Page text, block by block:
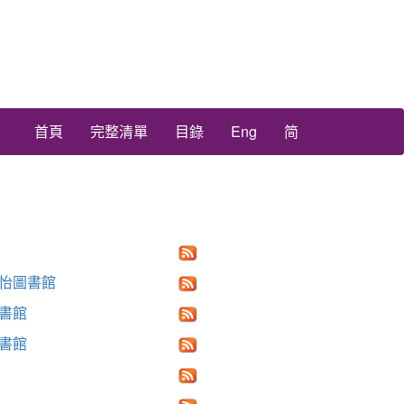
首頁 完整清單 目錄 Eng 简
圖書館
館
館